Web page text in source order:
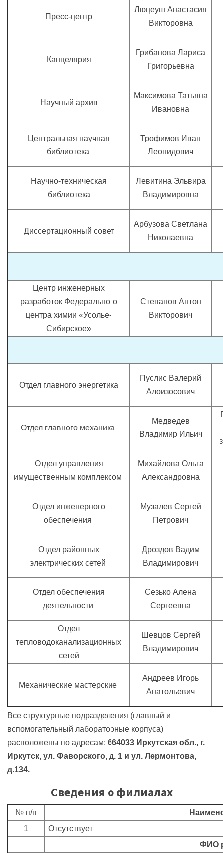
Пресс-центр
Люцеуш Анастасия
Викторовна
Канцелярия
Грибанова Лариса
Григорьевна
Научный архив
Максимова Татьяна
Ивановна
Центральная научная
библиотека
Трофимов Иван
Леонидович
Научно-техническая
библиотека
Левитина Эльвира
Владимировна
Диссертационный совет
Арбузова Светлана
Николаевна
Центр инженерных
разработок Федерального
центра химии «Усолье-
Сибирское»
Степанов Антон
Викторович
Отдел главного энергетика
Пуслис Валерий
Алоизосович
Отдел главного механика
Медведев
Владимир Ильич
Отдел управления
имущественным комплексом
Михайлова Ольга
Александровна
Отдел инженерного
обеспечения
Музалев Сергей
Петрович
Отдел районных
электрических сетей
Дроздов Вадим
Владимирович
Отдел обеспечения
деятельности
Сезько Алена
Сергеевна
Отдел
тепловодоканализационных
сетей
Шевцов Сергей
Владимирович
Механические мастерские
Андреев Игорь
Анатольевич
Все структурные подразделения (главный и
вспомогательный лабораторные корпуса)
расположены по адресам: 664033 Иркутская обл., г.
Иркутск, ул. Фаворского, д. 1 и ул. Лермонтова,
д.134.
Сведения о филиалах
№ п/п
1
Отсутствует
ФИО